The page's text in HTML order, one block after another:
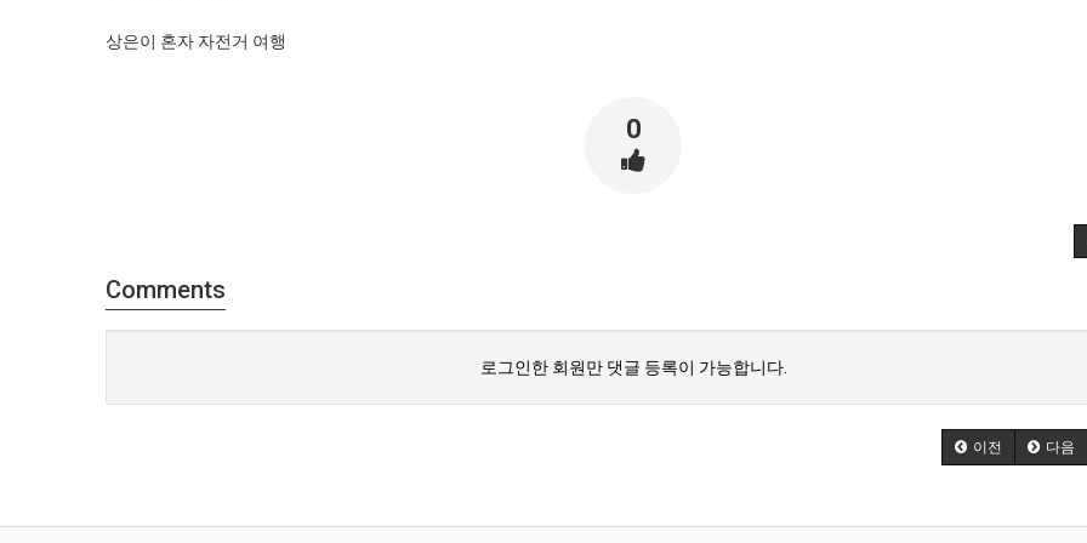
상은이 혼자 자전거 여행
0
Comments
로그인한 회원만 댓글 등록이 가능합니다.
이전 다음